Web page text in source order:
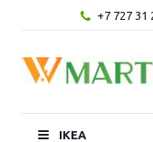
+7 727 31
IKEA